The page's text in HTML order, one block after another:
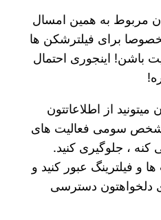
مربوط به همین امسال
مخصوصا برای فیلترشکن ها
باشن! اینجوری احتمال
از اطلاعاتتون
شخص سومی فعالیت های
، جلوگیری کنید.
و فیلترینگ عبور کنید و
دلخواهتون دسترسی